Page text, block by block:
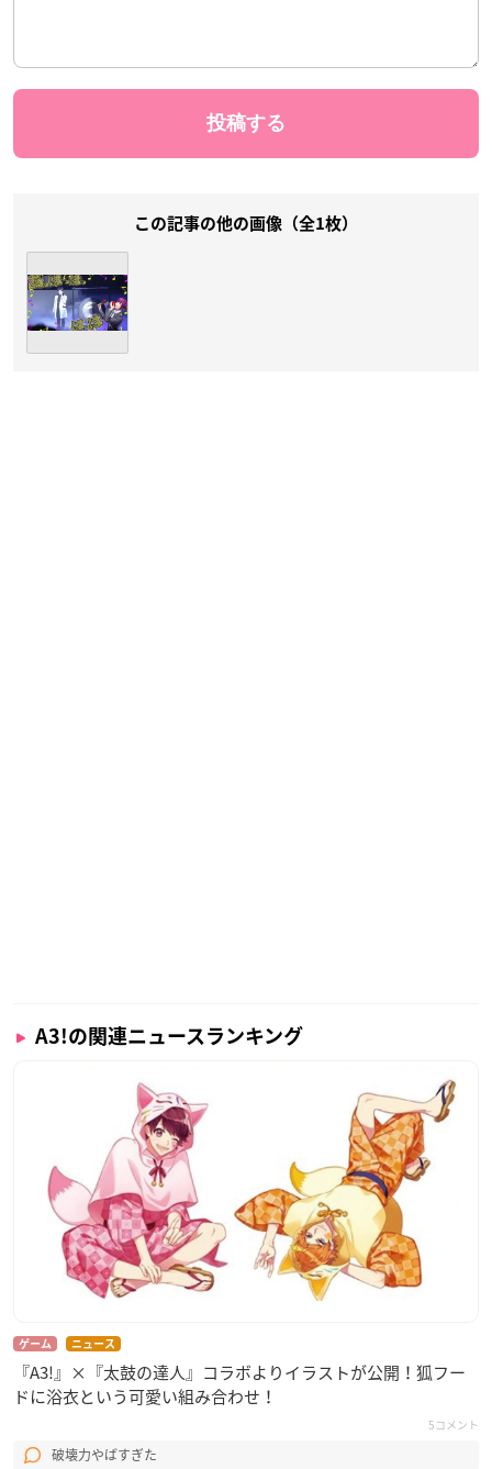
この記事の他の画像（全1枚）
A3!の関連ニュースランキング
ゲーム ニュース
『A3!』×『太鼓の達人』コラボよりイラストが公開！狐フー
ドに浴衣という可愛い組み合わせ！
5コメント
破壊力やばすぎた